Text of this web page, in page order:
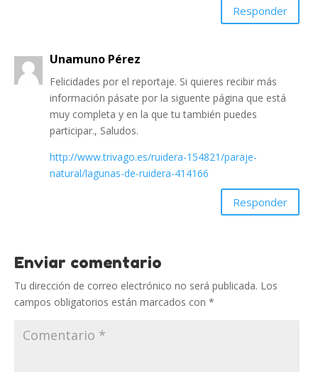
Responder
Unamuno Pérez
Felicidades por el reportaje. Si quieres recibir más
información pásate por la siguente página que está
muy completa y en la que tu también puedes
participar., Saludos.
http://www.trivago.es/ruidera-154821/paraje-
natural/lagunas-de-ruidera-414166
Responder
Enviar comentario
Tu dirección de correo electrónico no será publicada. Los
campos obligatorios están marcados con *